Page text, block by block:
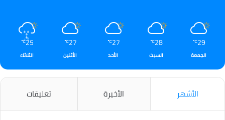
29
℃
الجمعة
28
℃
السبت
27
℃
الأحد
27
℃
الأثنين
25
℃
الثلاثاء
الأشهر الأخيرة تعليقات